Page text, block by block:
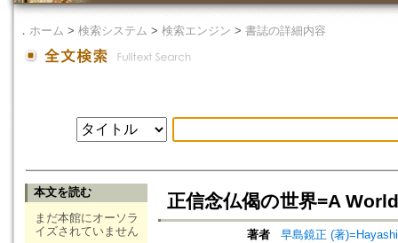
． ホーム > 検索システム > 検索エンジン > 書誌の詳細内容
本文を読む
まだ本館にオーソラ
イズされていません
正信念仏偈の世界=A
著者
早島鏡正 (著